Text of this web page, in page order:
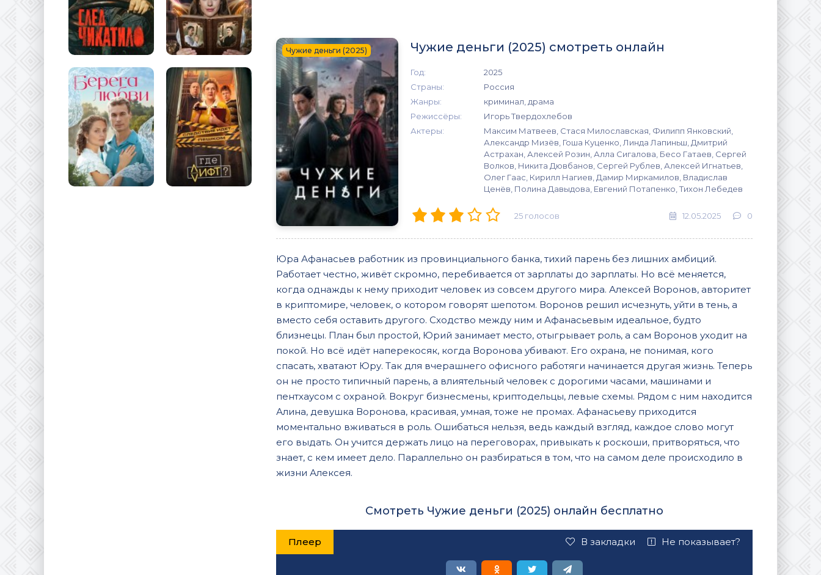
Чужие деньги (2025) Чужие деньги (2025) смотреть онлайн
Год:
2025
Страны:
Россия
Жанры:
криминал, драма
Режиссёры:
Игорь Твердохлебов
Актеры:
Максим Матвеев, Стася Милославская, Филипп Янковский,
Александр Мизёв, Гоша Куценко, Линда Лапиньш, Дмитрий
Астрахан, Алексей Розин, Алла Сигалова, Бесо Гатаев, Сергей
Волков, Никита Дювбанов, Сергей Рублев, Алексей Игнатьев,
Олег Гаас, Кирилл Нагиев, Дамир Миркамилов, Владислав
Ценёв, Полина Давыдова, Евгений Потапенко, Тихон Лебедев
25 голосов 12.05.2025 0
Юра Афанасьев работник из провинциального банка, тихий парень без лишних амбиций.
Работает честно, живёт скромно, перебивается от зарплаты до зарплаты. Но всё меняется,
когда однажды к нему приходит человек из совсем другого мира. Алексей Воронов, авторитет
в криптомире, человек, о котором говорят шепотом. Воронов решил исчезнуть, уйти в тень, а
вместо себя оставить другого. Сходство между ним и Афанасьевым идеальное, будто
близнецы. План был простой, Юрий занимает место, отыгрывает роль, а сам Воронов уходит на
покой. Но всё идёт наперекосяк, когда Воронова убивают. Его охрана, не понимая, кого
спасать, хватают Юру. Так для вчерашнего офисного работяги начинается другая жизнь. Теперь
он не просто типичный парень, а влиятельный человек с дорогими часами, машинами и
пентхаусом с охраной. Вокруг бизнесмены, криптодельцы, левые схемы. Рядом с ним находится
Алина, девушка Воронова, красивая, умная, тоже не промах. Афанасьеву приходится
моментально вживаться в роль. Ошибаться нельзя, ведь каждый взгляд, каждое слово могут
его выдать. Он учится держать лицо на переговорах, привыкать к роскоши, притворяться, что
знает, с кем имеет дело. Параллельно он разбираться в том, что на самом деле происходило в
жизни Алексея.
Смотреть Чужие деньги (2025) онлайн бесплатно
Плеер В закладки Не показывает?